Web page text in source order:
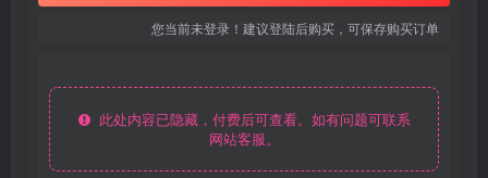
您当前未登录！建议登陆后购买，可保存购买订单
此处内容已隐藏，付费后可查看。如有问题可联系
网站客服。